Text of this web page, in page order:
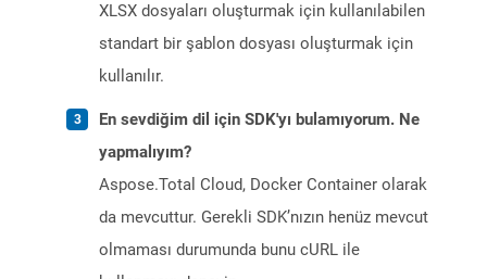
XLSX dosyaları oluşturmak için kullanılabilen
standart bir şablon dosyası oluşturmak için
kullanılır.
En sevdiğim dil için SDK'yı bulamıyorum. Ne
yapmalıyım?
Aspose.Total Cloud, Docker Container olarak
da mevcuttur. Gerekli SDK’nızın henüz mevcut
olmaması durumunda bunu cURL ile